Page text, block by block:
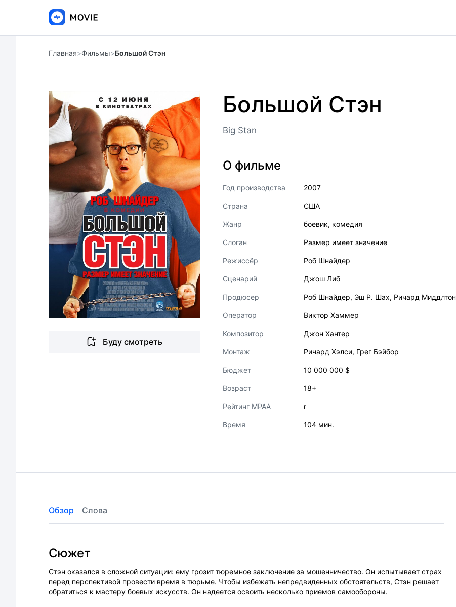
Главная>Фильмы>Большой Стэн
Буду смотреть
Большой Стэн
Big Stan
О фильме
Год производства 2007
Страна США
Жанр боевик, комедия
Слоган Размер имеет значение
Режиссёр Роб Шнайдер
Сценарий Джош Либ
Продюсер Роб Шнайдер, Эш Р. Шах, Ричард Миддлтон
Оператор Виктор Хаммер
Композитор Джон Хантер
Монтаж Ричард Хэлси, Грег Бэйбор
Бюджет 10 000 000 $
Возраст 18+
Рейтинг MPAA r
Время 104 мин.
Обзор Слова
Сюжет
Стэн оказался в сложной ситуации: ему грозит тюремное заключение за мошенничество. Он испытывает страх
перед перспективой провести время в тюрьме. Чтобы избежать непредвиденных обстоятельств, Стэн решает
обратиться к мастеру боевых искусств. Он надеется освоить несколько приемов самообороны.